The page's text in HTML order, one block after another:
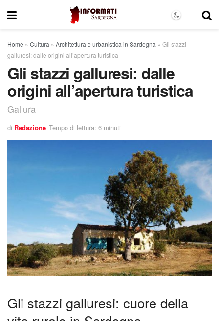
Home » Cultura » Architettura e urbanistica in Sardegna » Gli stazzi
galluresi: dalle origini all’apertura turistica
Gli stazzi galluresi: dalle
origini all’apertura turistica
Gallura
di Redazione Tempo di lettura: 6 minuti
Gli stazzi galluresi: cuore della